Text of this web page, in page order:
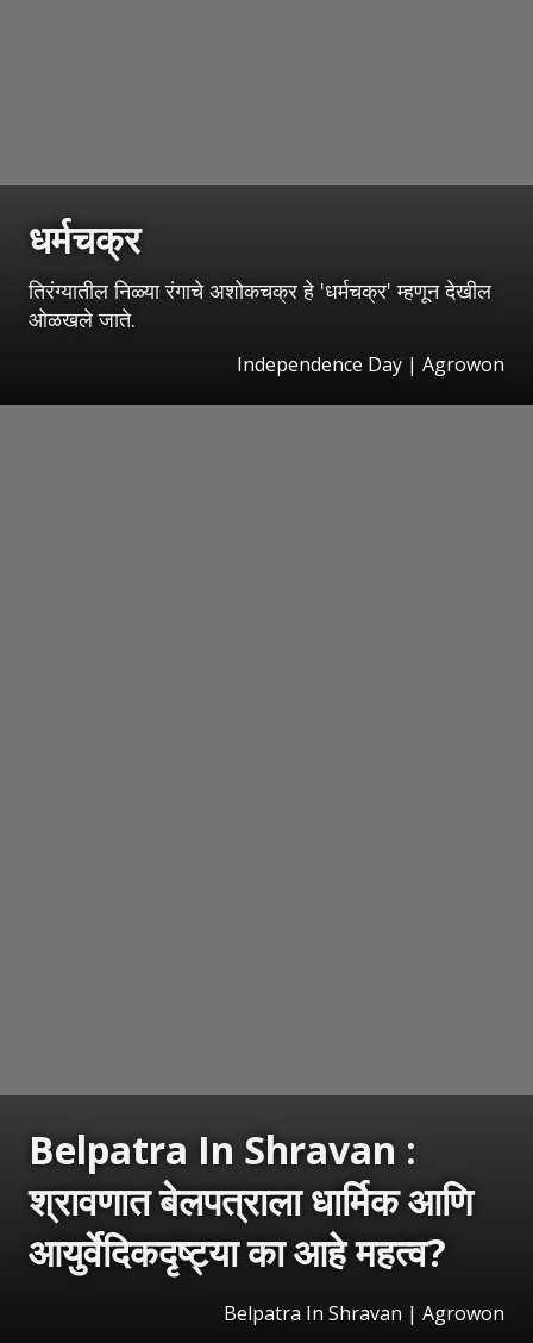
धर्मचक्र
तिरंग्यातील निळ्या रंगाचे अशोकचक्र हे 'धर्मचक्र' म्हणून देखील
ओळखले जाते.
Independence Day | Agrowon
Belpatra In Shravan :
श्रावणात बेलपत्राला धार्मिक आणि
आयुर्वेदिकदृष्ट्या का आहे महत्व?
Belpatra In Shravan | Agrowon